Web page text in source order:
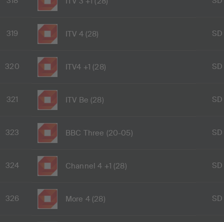
319 ITV 4 (28) SD
320 ITV4 +1 (28) SD
321 ITV Be (28) SD
323 BBC Three (20-05) SD
324 Channel 4 +1 (28) SD
326 More 4 (28) SD